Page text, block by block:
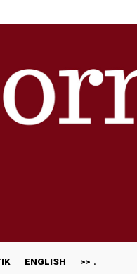
ENGLISH >>